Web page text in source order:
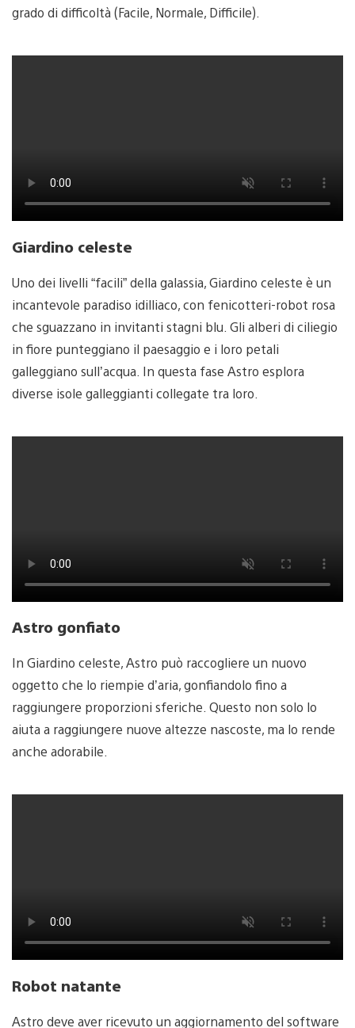
grado di difficoltà (Facile, Normale, Difficile).
Giardino celeste
Uno dei livelli “facili” della galassia, Giardino celeste è un
incantevole paradiso idilliaco, con fenicotteri-robot rosa
che sguazzano in invitanti stagni blu. Gli alberi di ciliegio
in fiore punteggiano il paesaggio e i loro petali
galleggiano sull’acqua. In questa fase Astro esplora
diverse isole galleggianti collegate tra loro.
Astro gonfiato
In Giardino celeste, Astro può raccogliere un nuovo
oggetto che lo riempie d’aria, gonfiandolo fino a
raggiungere proporzioni sferiche. Questo non solo lo
aiuta a raggiungere nuove altezze nascoste, ma lo rende
anche adorabile.
Robot natante
Astro deve aver ricevuto un aggiornamento del software